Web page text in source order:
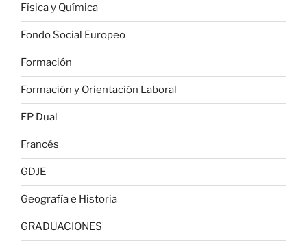
Física y Química
Fondo Social Europeo
Formación
Formación y Orientación Laboral
FP Dual
Francés
GDJE
Geografía e Historia
GRADUACIONES